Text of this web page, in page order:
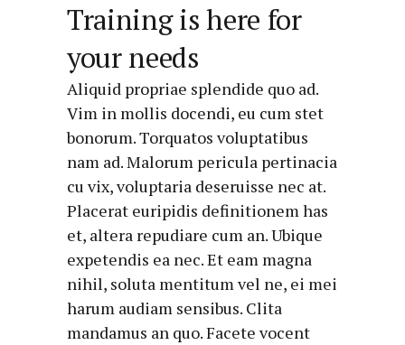
Training is here for
your needs
Aliquid propriae splendide quo ad.
Vim in mollis docendi, eu cum stet
bonorum. Torquatos voluptatibus
nam ad. Malorum pericula pertinacia
cu vix, voluptaria deseruisse nec at.
Placerat euripidis definitionem has
et, altera repudiare cum an. Ubique
expetendis ea nec. Et eam magna
nihil, soluta mentitum vel ne, ei mei
harum audiam sensibus. Clita
mandamus an quo. Facete vocent